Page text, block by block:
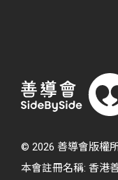
© 2026 善導會版權
本會註冊名稱: 香港